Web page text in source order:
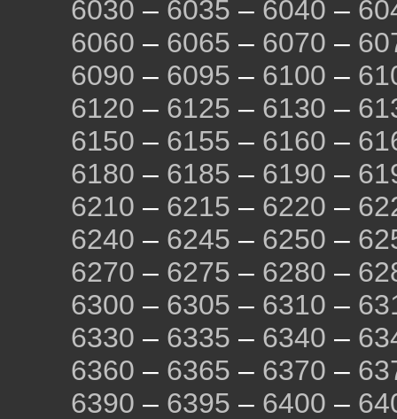
6030 – 6035 – 6040 –
6060 – 6065 – 6070 –
6090 – 6095 – 6100 –
6120 – 6125 – 6130 –
6150 – 6155 – 6160 –
6180 – 6185 – 6190 –
6210 – 6215 – 6220 –
6240 – 6245 – 6250 –
6270 – 6275 – 6280 –
6300 – 6305 – 6310 –
6330 – 6335 – 6340 –
6360 – 6365 – 6370 –
6390 – 6395 – 6400 –